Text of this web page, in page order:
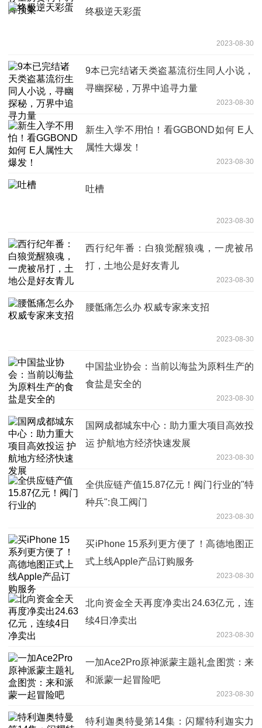
终极逆天彩蛋
2023-08-30
9本已完结诸天类盗墓流衍生同人小说，
寻幽探秘，万界中追寻力量
2023-08-30
新生入学不用怕！看GGBOND如何 E人
属性大爆发！
2023-08-30
吐槽
2023-08-30
西行纪年番：白狼觉醒狼魂，一虎被吊
打，土地公是好友青儿
2023-08-30
腰骶痛怎么办 权威专家来支招
2023-08-30
中国盐业协会：当前以海盐为原料生产的
食盐是安全的
2023-08-30
国网成都城东中心：助力重大项目高效投
运 护航地方经济快速发展
2023-08-30
全供应链产值15.87亿元！阀门行业的"特
种兵":良工阀门
2023-08-30
买iPhone 15系列更方便了！高德地图正
式上线Apple产品订购服务
2023-08-30
北向资金全天再度净卖出24.63亿元，连
续4日净卖出
2023-08-30
一加Ace2Pro原神派蒙主题礼盒图赏：来
和派蒙一起冒险吧
2023-08-30
特利迦奥特曼第14集：闪耀特利迦实力